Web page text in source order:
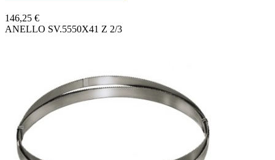
146,25 €
ANELLO SV.5550X41 Z 2/3